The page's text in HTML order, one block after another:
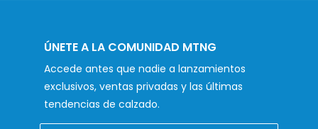
ÚNETE A LA COMUNIDAD MTNG
Accede antes que nadie a lanzamientos
exclusivos, ventas privadas y las últimas
tendencias de calzado.